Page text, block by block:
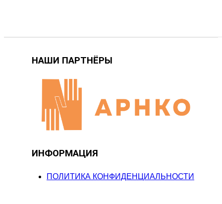
НАШИ ПАРТНЁРЫ
ИНФОРМАЦИЯ
ПОЛИТИКА КОНФИДЕНЦИАЛЬНОСТИ